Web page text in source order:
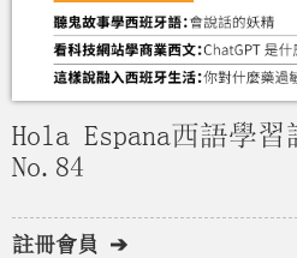
Hola Espana西語學習
No.84
註冊會員 ➔